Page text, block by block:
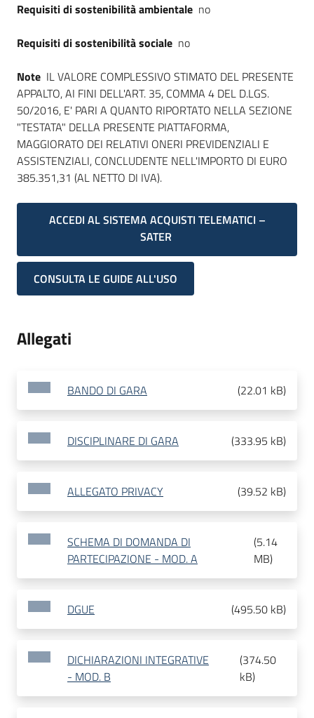
Requisiti di sostenibilità ambientale no
Requisiti di sostenibilità sociale no
Note IL VALORE COMPLESSIVO STIMATO DEL PRESENTE
APPALTO, AI FINI DELL'ART. 35, COMMA 4 DEL D.LGS.
50/2016, E' PARI A QUANTO RIPORTATO NELLA SEZIONE
"TESTATA" DELLA PRESENTE PIATTAFORMA,
MAGGIORATO DEI RELATIVI ONERI PREVIDENZIALI E
ASSISTENZIALI, CONCLUDENTE NELL'IMPORTO DI EURO
385.351,31 (AL NETTO DI IVA).
ACCEDI AL SISTEMA ACQUISTI TELEMATICI –
SATER
CONSULTA LE GUIDE ALL'USO
Allegati
BANDO DI GARA (22.01 kB)
DISCIPLINARE DI GARA (333.95 kB)
ALLEGATO PRIVACY (39.52 kB)
SCHEMA DI DOMANDA DI
PARTECIPAZIONE - MOD. A
(5.14
MB)
DGUE (495.50 kB)
DICHIARAZIONI INTEGRATIVE
- MOD. B
(374.50
kB)